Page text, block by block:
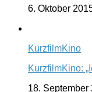
6. Oktober
KurzfilmKino
KurzfilmKino:
18. September